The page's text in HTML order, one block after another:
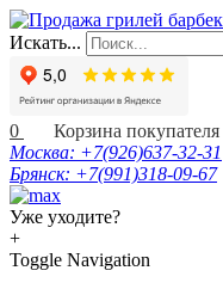
Искать...
0
Москва: +7(926)637-32-31
Брянск: +7(991)318-09-67
Уже уходите?
+
Toggle Navigation